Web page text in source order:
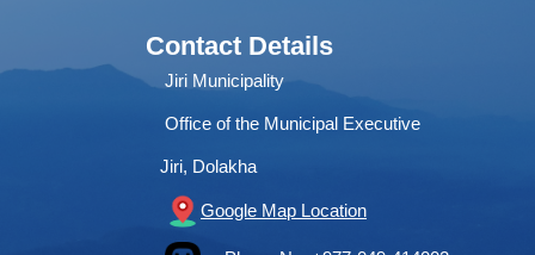
Contact Details
Jiri Municipality
Office of the Municipal Executive
Jiri, Dolakha
Google Map Location